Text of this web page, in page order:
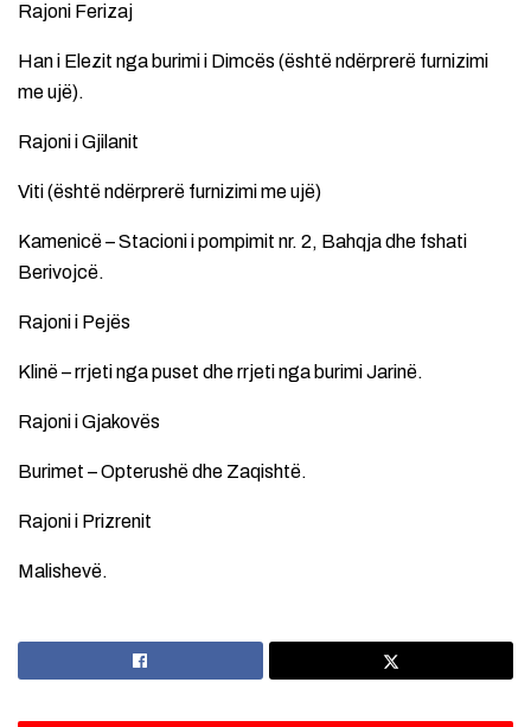
Rajoni Ferizaj
Han i Elezit nga burimi i Dimcës (është ndërprerë furnizimi
me ujë).
Rajoni i Gjilanit
Viti (është ndërprerë furnizimi me ujë)
Kamenicë – Stacioni i pompimit nr. 2, Bahqja dhe fshati
Berivojcë.
Rajoni i Pejës
Klinë – rrjeti nga puset dhe rrjeti nga burimi Jarinë.
Rajoni i Gjakovës
Burimet – Opterushë dhe Zaqishtë.
Rajoni i Prizrenit
Malishevë.